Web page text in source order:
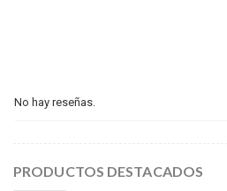
No hay reseñas.
PRODUCTOS DESTACADOS